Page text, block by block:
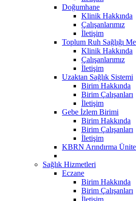
Doğumhane
Klinik Hakkında
Çalışanlarımız
İletişim
Toplum Ruh Sağlığı
Klinik Hakkında
Çalışanlarımız
İletişim
Uzaktan Sağlık Sistemi
Birim Hakkında
Birim Çalışanları
İletişim
Gebe İzlem Birimi
Birim Hakkında
Birim Çalışanları
İletişim
KBRN Arındırma
Sağlık Hizmetleri
Eczane
Birim Hakkında
Birim Çalışanları
İletişim